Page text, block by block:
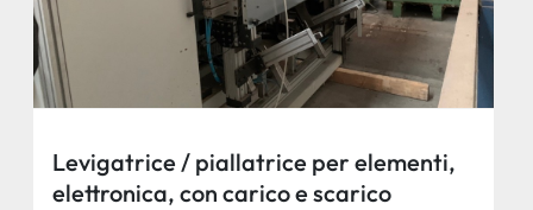
Levigatrice / piallatrice per elementi,
elettronica, con carico e scarico